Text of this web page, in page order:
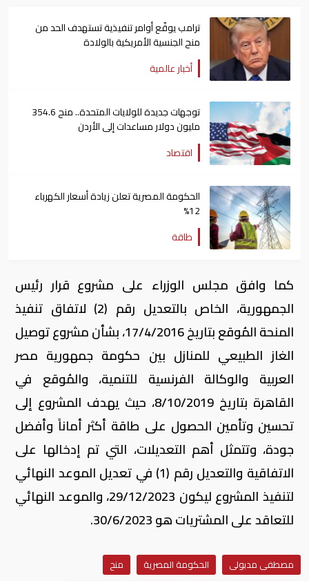
ترامب يوقّع أوامر تنفيذية تستهدف الحد من
منح الجنسية الأمريكية بالولادة
أخبار عالمية
توجهات جديدة للولايات المتحدة.. منح 354.6
مليون دولار مساعدات إلى الأردن
اقتصاد
الحكومة المصرية تعلن زيادة أسعار الكهرباء
12%
طاقة
كما وافق مجلس الوزراء على مشروع قرار رئيس
الجمهورية، الخاص بالتعديل رقم (2) لاتفاق تنفيذ
المنحة المُوقع بتاريخ 17/4/2016، بشأن مشروع توصيل
الغاز الطبيعي للمنازل بين حكومة جمهورية مصر
العربية والوكالة الفرنسية للتنمية، والمُوقع في
القاهرة بتاريخ 8/10/2019، حيث يهدف المشروع إلى
تحسين وتأمين الحصول على طاقة أكثر أماناً وأفضل
جودة، وتتمثل أهم التعديلات، التي تم إدخالها على
الاتفاقية والتعديل رقم (1) في تعديل الموعد النهائي
لتنفيذ المشروع ليكون 29/12/2023، والموعد النهائي
للتعاقد على المشتريات هو 30/6/2023.
مصطفى مدبولى الحكومة المصرية
منح